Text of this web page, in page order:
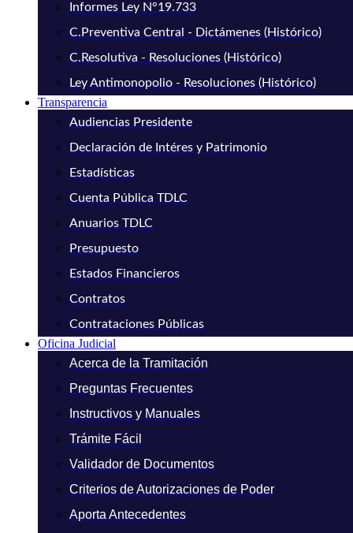
Informes Ley N°19.733
C.Preventiva Central - Dictámenes (Histórico)
C.Resolutiva - Resoluciones (Histórico)
Ley Antimonopolio - Resoluciones (Histórico)
Transparencia
Audiencias Presidente
Declaración de Intéres y Patrimonio
Estadísticas
Cuenta Pública TDLC
Anuarios TDLC
Presupuesto
Estados Financieros
Contratos
Contrataciones Públicas
Oficina Judicial
Acerca de la Tramitación
Preguntas Frecuentes
Instructivos y Manuales
Trámite Fácil
Validador de Documentos
Criterios de Autorizaciones de Poder
Aporta Antecedentes